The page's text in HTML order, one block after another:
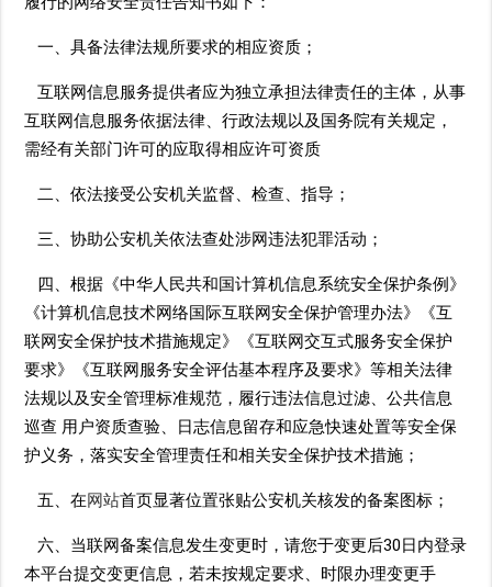
一、具备法律法规所要求的相应资质；
互联网信息服务提供者应为独立承担法律责任的主体，从事
互联网信息服务依据法律、行政法规以及国务院有关规定，
需经有关部门许可的应取得相应许可资质
二、依法接受公安机关监督、检查、指导；
三、协助公安机关依法查处涉网违法犯罪活动；
四、根据《中华人民共和国计算机信息系统安全保护条例》
《计算机信息技术网络国际互联网安全保护管理办法》《互
联网安全保护技术措施规定》《互联网交互式服务安全保护
要求》《互联网服务安全评估基本程序及要求》等相关法律
法规以及安全管理标准规范，履行违法信息过滤、公共信息
巡查 用户资质查验、日志信息留存和应急快速处置等安全保
护义务，落实安全管理责任和相关安全保护技术措施；
五、在网站首页显著位置张贴公安机关核发的备案图标；
六、当联网备案信息发生变更时，请您于变更后30日内登录
本平台提交变更信息，若未按规定要求、时限办理变更手